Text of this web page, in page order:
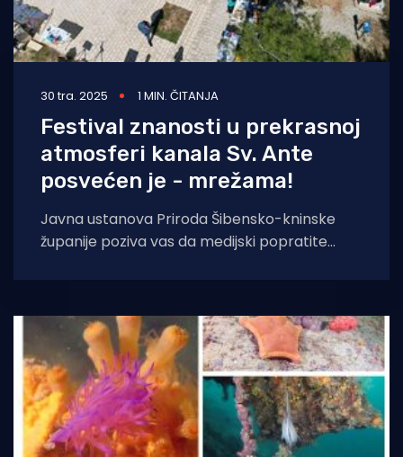
30 tra. 2025 1 MIN. ČITANJA
Festival znanosti u prekrasnoj
atmosferi kanala Sv. Ante
posvećen je - mrežama!
Javna ustanova Priroda Šibensko-kninske
županije poziva vas da medijski popratite
Šibensko-kninske županije